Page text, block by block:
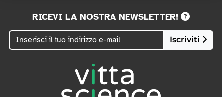
RICEVI LA NOSTRA NEWSLETTER!
Iscriviti